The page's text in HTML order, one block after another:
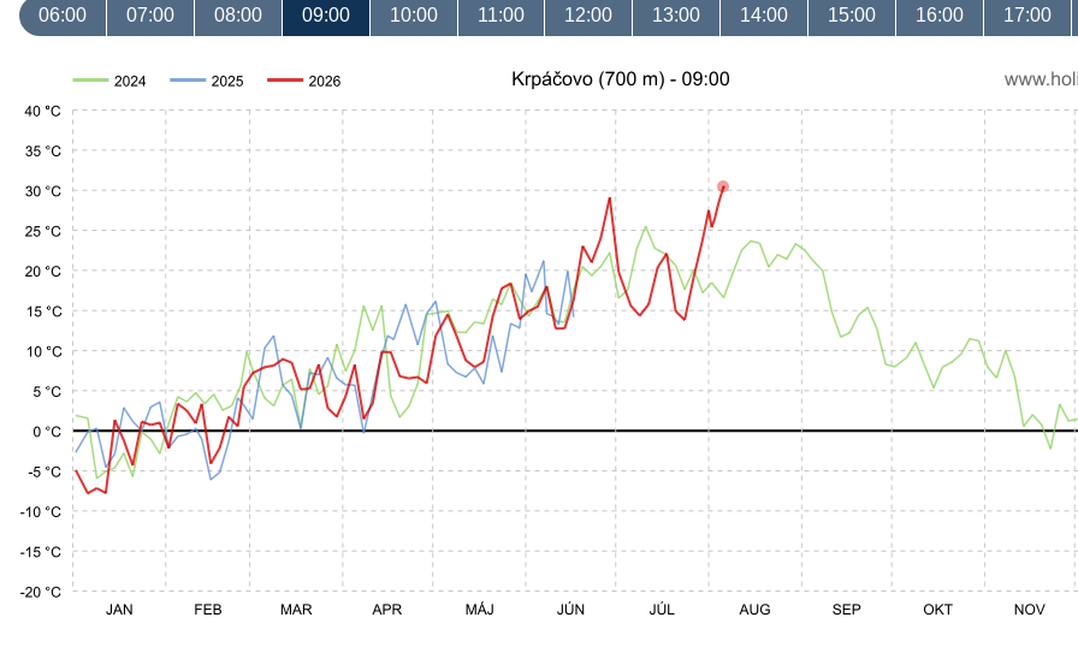
06:00 07:00 08:00 09:00 10:00 11:00 12:00 13:00 14:00 15:00 16:00 17:00